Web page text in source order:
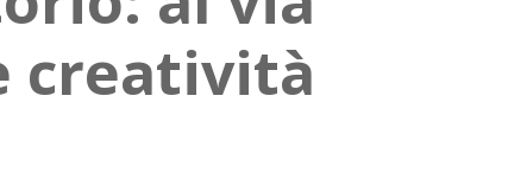
creatività